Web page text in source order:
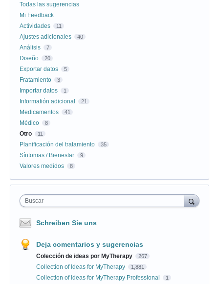
Todas las sugerencias
Mi Feedback
Actividades
11
Ajustes adicionales 40
Análisis 7
Diseño 20
Exportar datos 5
Fratamiento 3
Importar datos 1
Informatión adicional 21
Medicamentos 41
Médico 8
Otro 11
Planificación del tratamiento 35
Síntomas / Bienestar 9
Valores medidos 8
Buscar
Schreiben Sie uns
Deja comentarios y sugerencias
Colección de ideas por MyTherapy 267
Collection of Ideas for MyTherapy 1,881
Collection of Ideas for MyTherapy Professional 1